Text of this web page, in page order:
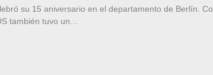
su 15 aniversario en el departamento de Berlín.
también tuvo un…